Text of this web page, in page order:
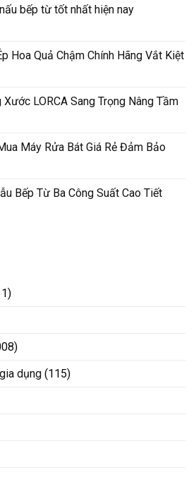
bếp từ tốt nhất hiện nay
Hoa Quả Chậm Chính Hãng Vắt Kiệt
Xước LORCA Sang Trọng Nâng Tầm
Máy Rửa Bát Giá Rẻ Đảm Bảo
Bếp Từ Ba Công Suất Cao Tiết
dụng (115)